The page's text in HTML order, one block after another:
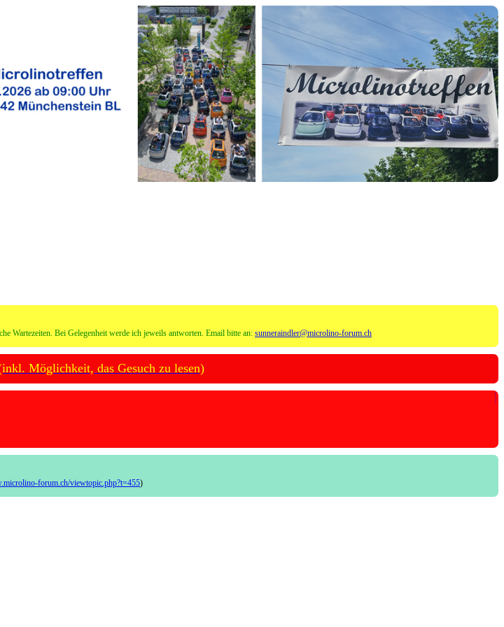
Wartezeiten. Bei Gelegenheit werde ich jeweils antworten. Email bitte an: sunneraindler@microlino-forum.ch
Möglichkeit, das Gesuch zu lesen)
forum.ch/viewtopic.php?t=455)